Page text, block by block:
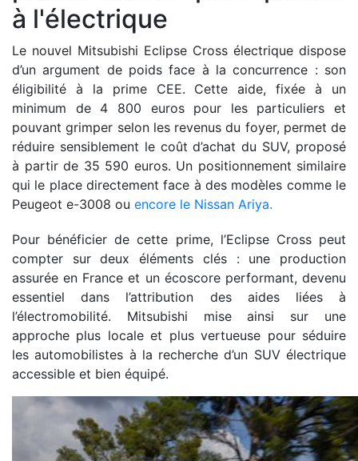
à l'électrique
Le nouvel Mitsubishi Eclipse Cross électrique dispose
d’un argument de poids face à la concurrence : son
éligibilité à la prime CEE. Cette aide, fixée à un
minimum de 4 800 euros pour les particuliers et
pouvant grimper selon les revenus du foyer, permet de
réduire sensiblement le coût d’achat du SUV, proposé
à partir de 35 590 euros. Un positionnement similaire
qui le place directement face à des modèles comme le
Peugeot e-3008 ou encore le Nissan Ariya.
Pour bénéficier de cette prime, l’Eclipse Cross peut
compter sur deux éléments clés : une production
assurée en France et un écoscore performant, devenu
essentiel dans l’attribution des aides liées à
l’électromobilité. Mitsubishi mise ainsi sur une
approche plus locale et plus vertueuse pour séduire
les automobilistes à la recherche d’un SUV électrique
accessible et bien équipé.